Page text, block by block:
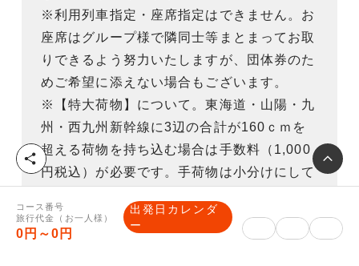
※利用列車指定・座席指定はできません。お
座席はグループ様で隣同士等まとまってお取
りできるよう努力いたしますが、団体券のた
めご希望に添えない場合もございます。
※【特大荷物】について。東海道・山陽・九
州・西九州新幹線に3辺の合計が160ｃｍを
超える荷物を持ち込む場合は手数料（1,000
円税込）が必要です。手荷物は小分けにして
持ち込みに関する詳細はＪＲ東海又はＪＲ西
日本ＨＰをご覧下さい。）
コース番号
旅行代金（お一人様）
0円～0円
出発日カレンダ
ー
シ
ェ
ア